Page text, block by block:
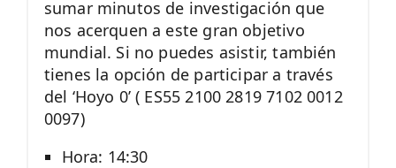
sumar minutos de investigación que
nos acerquen a este gran objetivo
mundial. Si no puedes asistir, también
tienes la opción de participar a través
del ‘Hoyo 0’ ( ES55 2100 2819 7102 0012
0097)
Hora: 14:30